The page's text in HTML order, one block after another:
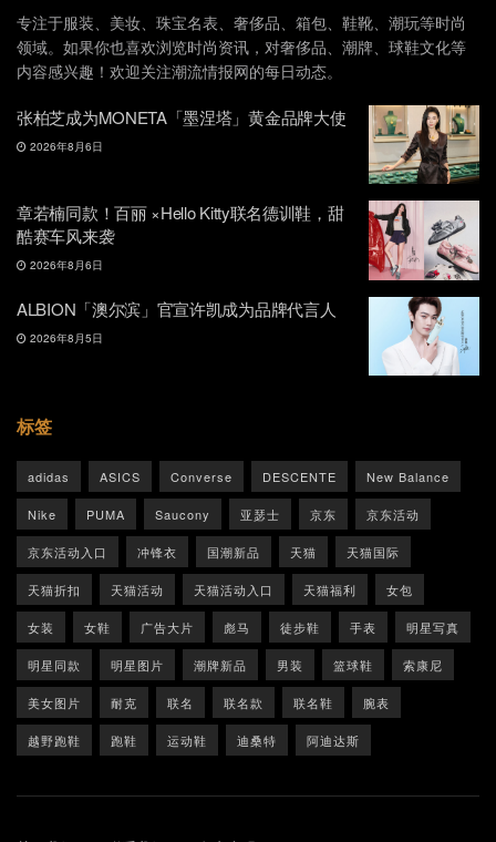
专注于服装、美妆、珠宝名表、奢侈品、箱包、鞋靴、潮玩等时尚
领域。如果你也喜欢浏览时尚资讯，对奢侈品、潮牌、球鞋文化等
内容感兴趣！欢迎关注潮流情报网的每日动态。
张柏芝成为MONETA「墨涅塔」黄金品牌大使
2026年8月6日
章若楠同款！百丽 ×Hello Kitty联名德训鞋，甜
酷赛车风来袭
2026年8月6日
ALBION「澳尔滨」官宣许凯成为品牌代言人
2026年8月5日
标签
adidas ASICS Converse DESCENTE New Balance
Nike PUMA Saucony 亚瑟士 京东 京东活动
京东活动入口 冲锋衣 国潮新品 天猫 天猫国际
天猫折扣 天猫活动 天猫活动入口 天猫福利 女包
女装 女鞋 广告大片 彪马 徒步鞋 手表 明星写真
明星同款 明星图片 潮牌新品 男装 篮球鞋 索康尼
美女图片 耐克 联名 联名款 联名鞋 腕表
越野跑鞋 跑鞋 运动鞋 迪桑特 阿迪达斯